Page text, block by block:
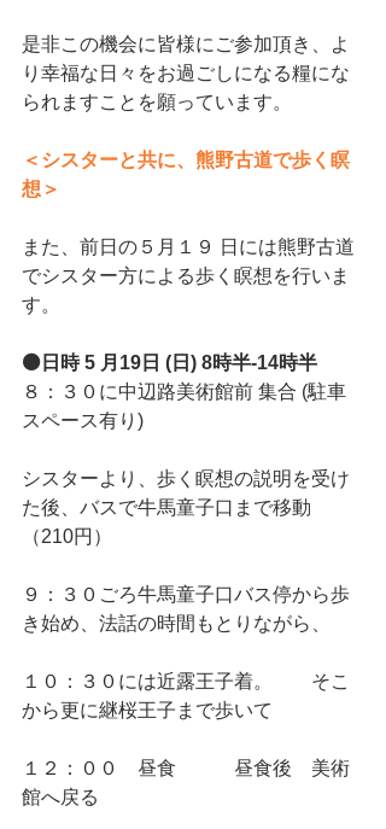
是非この機会に皆様にご参加頂き、よ
り幸福な日々をお過ごしになる糧にな
られますことを願っています。
＜シスターと共に、熊野古道で歩く瞑
想＞
また、前日の５月１９ 日には熊野古道
でシスター方による歩く瞑想を行いま
す。
⚫日時 5 月19日 (日) 8時半-14時半
８：３０に中辺路美術館前 集合 (駐車
スペース有り)
シスターより、歩く瞑想の説明を受け
た後、バスで牛馬童子口まで移動
（210円）
９：３０ごろ牛馬童子口バス停から歩
き始め、法話の時間もとりながら、
１０：３０には近露王子着。　　そこ
から更に継桜王子まで歩いて
１２：００　昼食　　　昼食後　美術
館へ戻る